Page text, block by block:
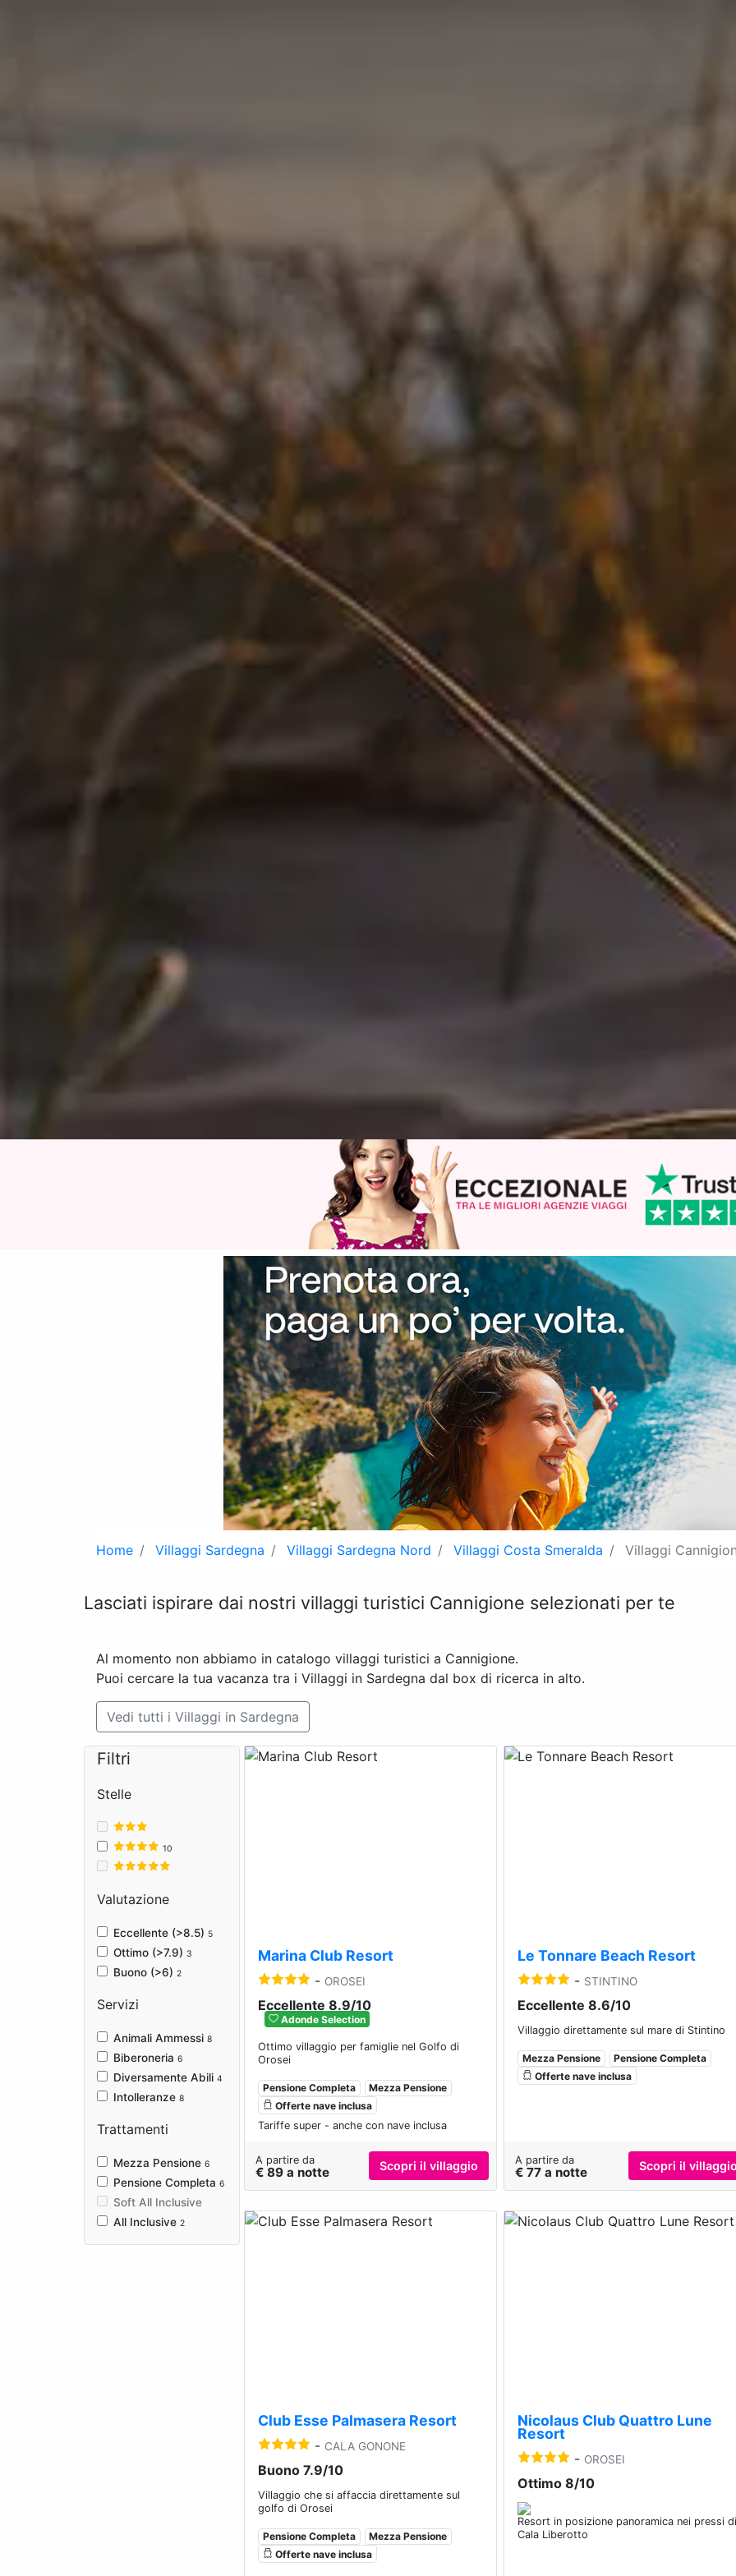
Home Villaggi Sardegna Villaggi Sardegna Nord Villaggi Costa Smeralda Villaggi
Lasciati ispirare dai nostri villaggi turistici Cannigione selezionati per te
Al momento non abbiamo in catalogo villaggi turistici a Cannigione.
Puoi cercare la tua vacanza tra i Villaggi in Sardegna dal box di ricerca in alto.
Vedi tutti i Villaggi in Sardegna
Filtri
Stelle
10
Valutazione
Eccellente (>8.5) 5
Ottimo (>7.9) 3
Buono (>6) 2
Servizi
Animali Ammessi 8
Biberoneria 6
Diversamente Abili 4
Intolleranze 8
Trattamenti
Mezza Pensione 6
Pensione Completa 6
Soft All Inclusive
All Inclusive 2
Marina Club Resort
- OROSEI
Eccellente 8.9/10
Adonde Selection
Ottimo villaggio per famiglie nel Golfo di
Orosei
Pensione Completa
Mezza Pensione
Offerte nave inclusa
Tariffe super - anche con nave inclusa
A partire da
€ 89 a notte Scopri il villaggio
Le Tonnare Beach Resort
- STINTINO
Eccellente 8.6/10
Villaggio direttamente sul mare di Stintino
Mezza Pensione
Pensione Completa
Offerte nave inclusa
A partire da
€ 77 a notte Scopri il
Club Esse Palmasera Resort
- CALA GONONE
Buono 7.9/10
Villaggio che si affaccia direttamente sul
golfo di Orosei
Pensione Completa
Mezza Pensione
Offerte nave inclusa
Nicolaus Club Quattro Lune
Resort
- OROSEI
Ottimo 8/10
Resort in posizione panoramica nei pressi di
Cala Liberotto